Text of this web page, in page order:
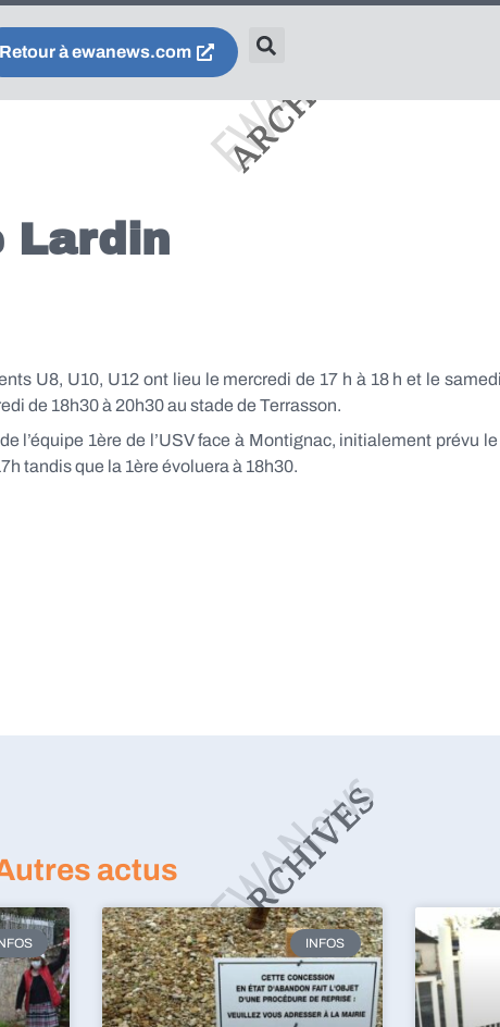
Retour à ewanews.com
Lardin
U8, U10, U12 ont lieu le mercredi de 17 h à 18 h et le
de 18h30 à 20h30 au stade de Terrasson.
l’équipe 1ère de l’USV face à Montignac, initialement prévu
tandis que la 1ère évoluera à 18h30.
actus
INFOS